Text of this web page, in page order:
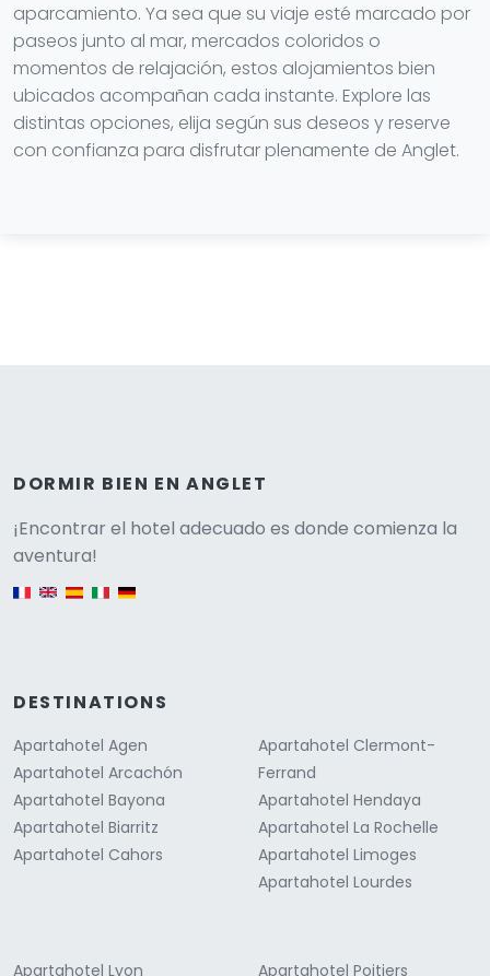
aparcamiento. Ya sea que su viaje esté marcado por
paseos junto al mar, mercados coloridos o
momentos de relajación, estos alojamientos bien
ubicados acompañan cada instante. Explore las
distintas opciones, elija según sus deseos y reserve
con confianza para disfrutar plenamente de Anglet.
DORMIR BIEN EN ANGLET
¡Encontrar el hotel adecuado es donde comienza la
aventura!
DESTINATIONS
Apartahotel Agen
Apartahotel Arcachón
Apartahotel Bayona
Apartahotel Biarritz
Apartahotel Cahors
Apartahotel Clermont-
Ferrand
Apartahotel Hendaya
Apartahotel La Rochelle
Apartahotel Limoges
Apartahotel Lourdes
Apartahotel Lyon Apartahotel Poitiers